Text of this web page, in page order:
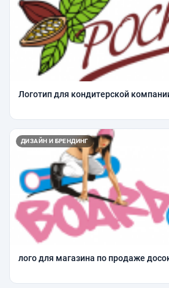
Логотип для кондитерской
ДИЗАЙН И БРЕНДИНГ
лого для магазина по продаже